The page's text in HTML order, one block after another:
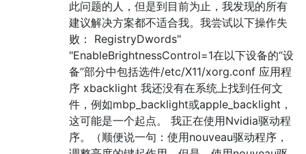
此问题的人，但是到目前为止，我发现的所有
建议解决方案都不适合我。我尝试以下操作失
败： RegistryDwords"
"EnableBrightnessControl=1在以下设备的“设
备”部分中包括选件/etc/X11/xorg.conf 应用程
序 xbacklight 我还没有在系统上找到任何文
件，例如mbp_backlight或apple_backlight，
这可能是一个起点。 我正在使用Nvidia驱动程
序。（顺便说一句：使用nouveau驱动程序，